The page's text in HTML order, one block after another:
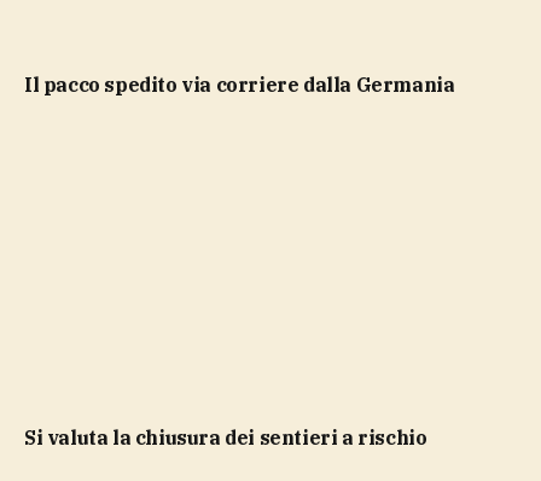
il pacco spedito via corriere dalla Germania
si valuta la chiusura dei sentieri a rischio